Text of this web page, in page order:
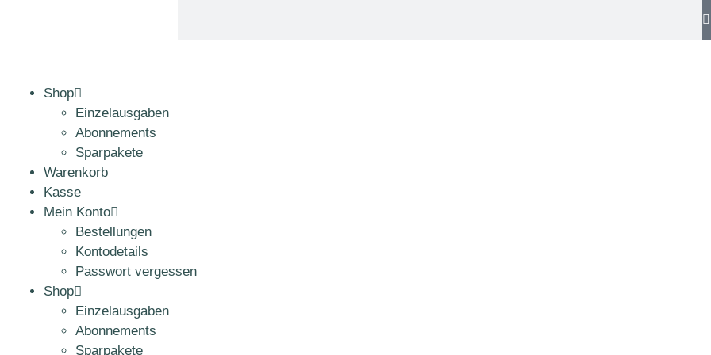
Shop
Einzelausgaben
Abonnements
Sparpakete
Warenkorb
Kasse
Mein Konto
Bestellungen
Kontodetails
Passwort vergessen
Shop
Einzelausgaben
Abonnements
Sparpakete